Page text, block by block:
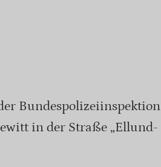
Bundespolizeiinspektion
in der Straße „Ellund-